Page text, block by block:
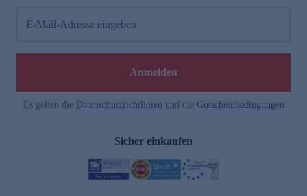
E-Mail-Adresse eingeben
Anmelden
Es gelten die Datenschutzrichtlinien und die Gutscheinbedingungen
Sicher einkaufen